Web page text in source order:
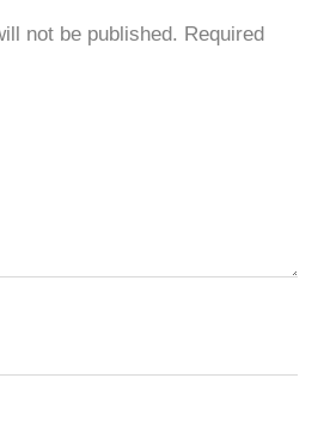
not be published. Required